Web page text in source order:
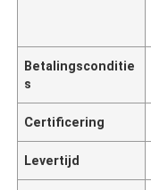
Betalingsconditie
s
Certificering
Levertijd